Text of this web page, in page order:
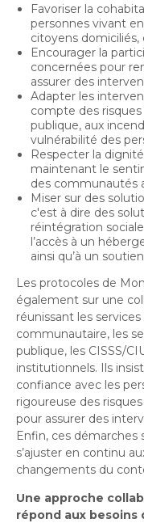
Favoriser la
personnes vivant
citoyens
Encourager la
concernées pour
assurer des
Adapter les
compte des risques
publique, aux
vulnérabilité des
Respecter la
maintenant le
des communautés
Miser sur des
c'est à dire des
réintégration
l’accès à un
ainsi qu’à un
Les protocoles de
également sur une
réunissant les
communautaire, les
publique, les CISSS/
institutionnels. Ils
confiance avec les
rigoureuse des
pour assurer des
Enfin, ces démarches
s’ajuster en continu
changements du
Une approche
répond aux besoins